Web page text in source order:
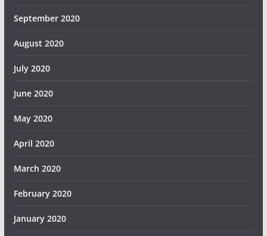
September 2020
August 2020
July 2020
June 2020
May 2020
April 2020
March 2020
February 2020
January 2020